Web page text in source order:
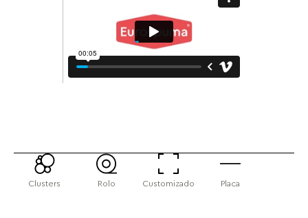
Clusters Rolo Customizado Placa